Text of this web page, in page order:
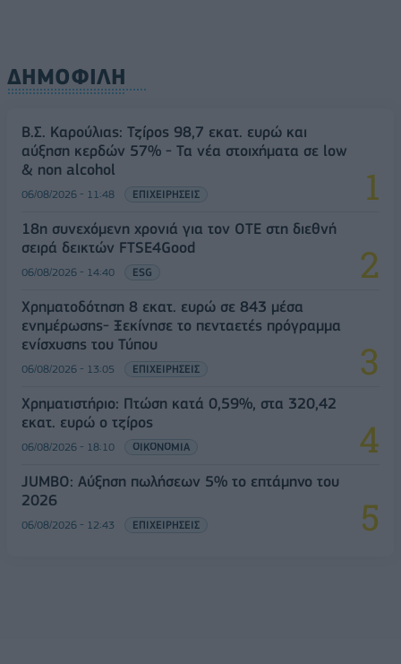
ΔΗΜΟΦΙΛΗ
Β.Σ. Καρούλιας: Τζίρος 98,7 εκατ. ευρώ και
αύξηση κερδών 57% - Τα νέα στοιχήματα σε low
& non alcohol
06/08/2026 - 11:48 ΕΠΙΧΕΙΡΗΣΕΙΣ
18η συνεχόμενη χρονιά για τον ΟΤΕ στη διεθνή
σειρά δεικτών FTSE4Good
06/08/2026 - 14:40 ESG
Χρηματοδότηση 8 εκατ. ευρώ σε 843 μέσα
ενημέρωσης- Ξεκίνησε το πενταετές πρόγραμμα
ενίσχυσης του Τύπου
06/08/2026 - 13:05 ΕΠΙΧΕΙΡΗΣΕΙΣ
Χρηματιστήριο: Πτώση κατά 0,59%, στα 320,42
εκατ. ευρώ ο τζίρος
06/08/2026 - 18:10 ΟΙΚΟΝΟΜΙΑ
JUMBO: Αύξηση πωλήσεων 5% το επτάμηνο του
2026
06/08/2026 - 12:43 ΕΠΙΧΕΙΡΗΣΕΙΣ